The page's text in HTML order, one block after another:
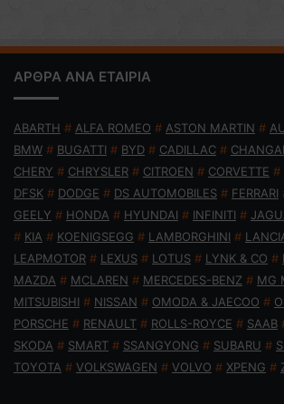
ΑΡΘΡΑ ΑΝΑ ΕΤΑΙΡΙΑ
ABARTH # ALFA ROMEO # ASTON MARTIN #
BMW # BUGATTI # BYD # CADILLAC #
CHERY # CHRYSLER # CITROEN # CORVETTE #
DFSK # DODGE # DS AUTOMOBILES # FERRARI
GEELY # HONDA # HYUNDAI # INFINITI #
# KIA # KOENIGSEGG # LAMBORGHINI #
LEAPMOTOR # LEXUS # LOTUS # LYNK & CO #
MAZDA # MCLAREN # MERCEDES-BENZ # MG
MITSUBISHI # NISSAN # OMODA & JAECOO #
PORSCHE # RENAULT # ROLLS-ROYCE # SAAB
SKODA # SMART # SSANGYONG # SUBARU #
TOYOTA # VOLKSWAGEN # VOLVO # XPENG #